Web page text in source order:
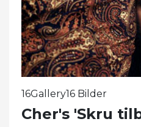
16Gallery16 Bilder
Cher's 'Skru